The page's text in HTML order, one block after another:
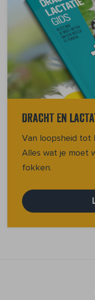
Dracht en
Van loopsheid tot
Alles wat je moet
fokken.